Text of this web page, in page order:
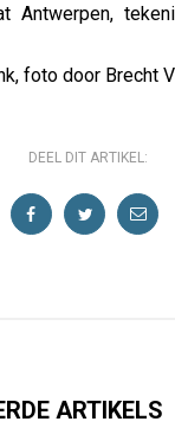
Antwerpen,
foto door Brecht
DEEL DIT ARTIKEL:
ARTIKELS